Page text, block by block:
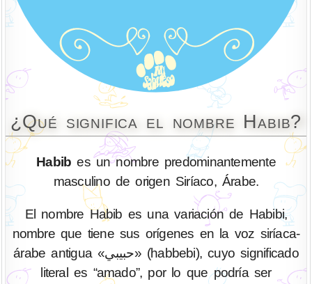
¿Qué significa el nombre Habib?
Habib es un nombre predominantemente
masculino de origen Siríaco, Árabe.
El nombre Habib es una variación de Habibi,
nombre que tiene sus orígenes en la voz siríaca-
árabe antigua «حبيبي» (habbebi), cuyo significado
literal es “amado”, por lo que podría ser